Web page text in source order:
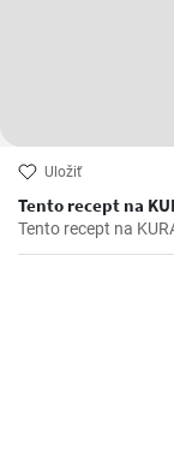
Uložiť
Tento recept na
Tento recept na